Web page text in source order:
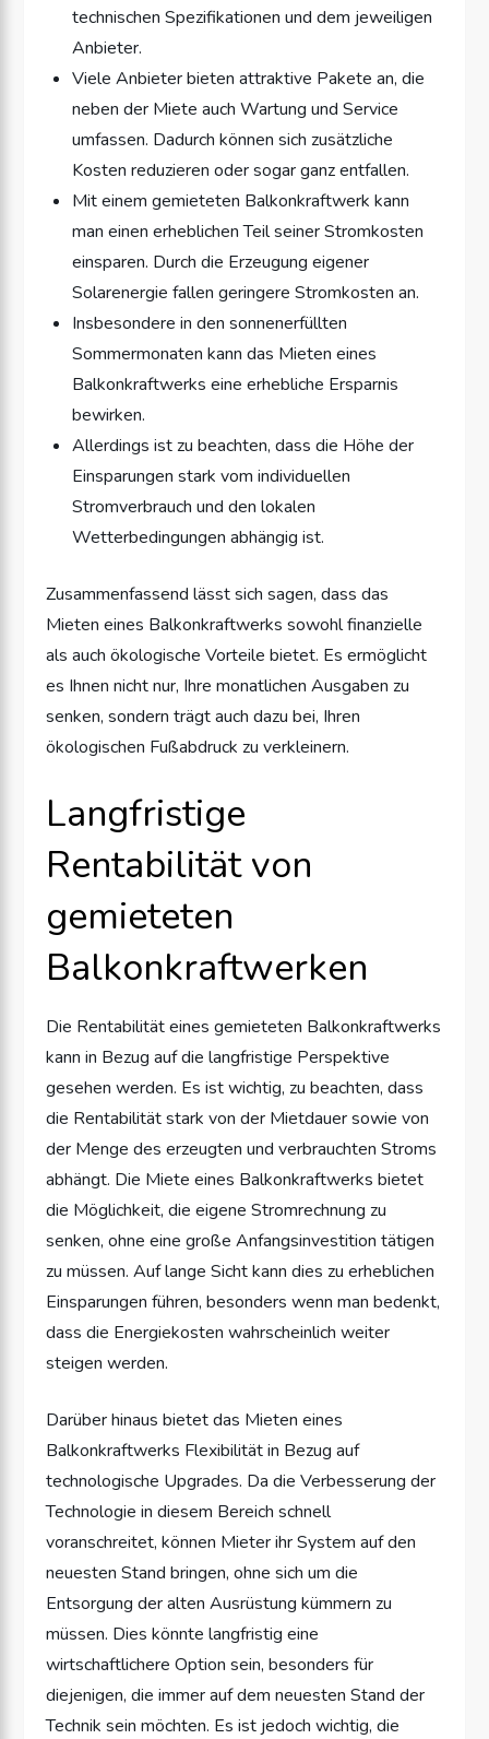
technischen Spezifikationen und dem jeweiligen
Anbieter.
Viele Anbieter bieten attraktive Pakete an, die
neben der Miete auch Wartung und Service
umfassen. Dadurch können sich zusätzliche
Kosten reduzieren oder sogar ganz entfallen.
Mit einem gemieteten Balkonkraftwerk kann
man einen erheblichen Teil seiner Stromkosten
einsparen. Durch die Erzeugung eigener
Solarenergie fallen geringere Stromkosten an.
Insbesondere in den sonnenerfüllten
Sommermonaten kann das Mieten eines
Balkonkraftwerks eine erhebliche Ersparnis
bewirken.
Allerdings ist zu beachten, dass die Höhe der
Einsparungen stark vom individuellen
Stromverbrauch und den lokalen
Wetterbedingungen abhängig ist.
Zusammenfassend lässt sich sagen, dass das
Mieten eines Balkonkraftwerks sowohl finanzielle
als auch ökologische Vorteile bietet. Es ermöglicht
es Ihnen nicht nur, Ihre monatlichen Ausgaben zu
senken, sondern trägt auch dazu bei, Ihren
ökologischen Fußabdruck zu verkleinern.
Langfristige
Rentabilität von
gemieteten
Balkonkraftwerken
Die Rentabilität eines gemieteten Balkonkraftwerks
kann in Bezug auf die langfristige Perspektive
gesehen werden. Es ist wichtig, zu beachten, dass
die Rentabilität stark von der Mietdauer sowie von
der Menge des erzeugten und verbrauchten Stroms
abhängt. Die Miete eines Balkonkraftwerks bietet
die Möglichkeit, die eigene Stromrechnung zu
senken, ohne eine große Anfangsinvestition tätigen
zu müssen. Auf lange Sicht kann dies zu erheblichen
Einsparungen führen, besonders wenn man bedenkt,
dass die Energiekosten wahrscheinlich weiter
steigen werden.
Darüber hinaus bietet das Mieten eines
Balkonkraftwerks Flexibilität in Bezug auf
technologische Upgrades. Da die Verbesserung der
Technologie in diesem Bereich schnell
voranschreitet, können Mieter ihr System auf den
neuesten Stand bringen, ohne sich um die
Entsorgung der alten Ausrüstung kümmern zu
müssen. Dies könnte langfristig eine
wirtschaftlichere Option sein, besonders für
diejenigen, die immer auf dem neuesten Stand der
Technik sein möchten. Es ist jedoch wichtig, die